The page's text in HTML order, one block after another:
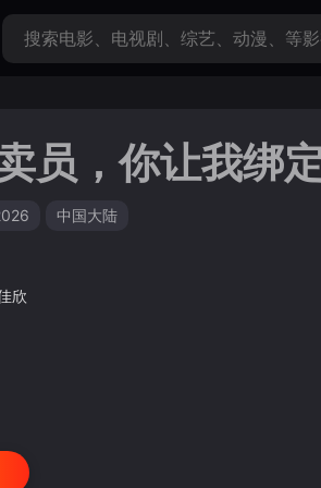
员，你让我绑
中国大陆
欣